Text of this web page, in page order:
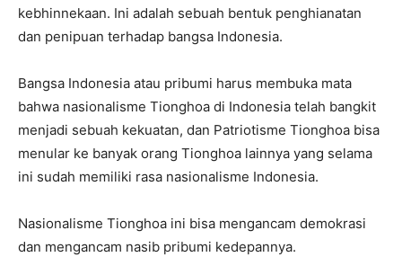
kebhinnekaan. Ini adalah sebuah bentuk penghianatan
dan penipuan terhadap bangsa Indonesia.
Bangsa Indonesia atau pribumi harus membuka mata
bahwa nasionalisme Tionghoa di Indonesia telah bangkit
menjadi sebuah kekuatan, dan Patriotisme Tionghoa bisa
menular ke banyak orang Tionghoa lainnya yang selama
ini sudah memiliki rasa nasionalisme Indonesia.
Nasionalisme Tionghoa ini bisa mengancam demokrasi
dan mengancam nasib pribumi kedepannya.